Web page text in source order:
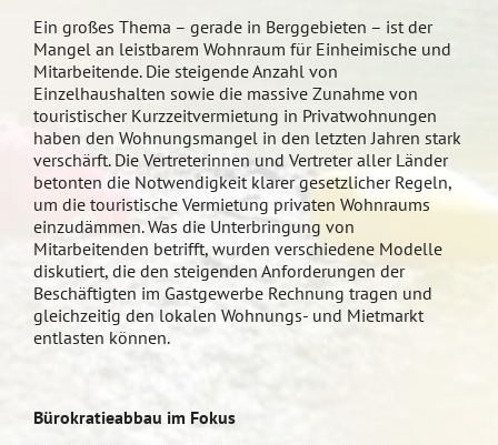
Ein großes Thema – gerade in Berggebieten – ist der
Mangel an leistbarem Wohnraum für Einheimische und
Mitarbeitende. Die steigende Anzahl von
Einzelhaushalten sowie die massive Zunahme von
touristischer Kurzzeitvermietung in Privatwohnungen
haben den Wohnungsmangel in den letzten Jahren stark
verschärft. Die Vertreterinnen und Vertreter aller Länder
betonten die Notwendigkeit klarer gesetzlicher Regeln,
um die touristische Vermietung privaten Wohnraums
einzudämmen. Was die Unterbringung von
Mitarbeitenden betrifft, wurden verschiedene Modelle
diskutiert, die den steigenden Anforderungen der
Beschäftigten im Gastgewerbe Rechnung tragen und
gleichzeitig den lokalen Wohnungs- und Mietmarkt
entlasten können.
Bürokratieabbau im Fokus